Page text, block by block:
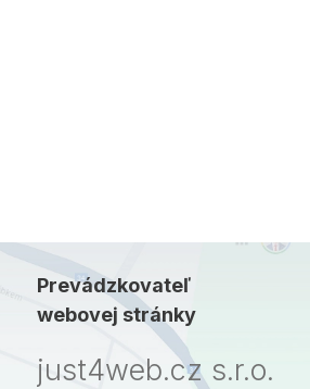
Prevádzkovateľ
webovej stránky
just4web.cz s.r.o.